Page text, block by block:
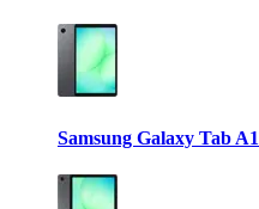
Samsung Galaxy Tab